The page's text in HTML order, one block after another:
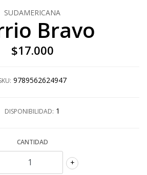
SUDAMERICANA
Bravo
$17.000
9789562624947
DISPONIBILIDAD: 1
CANTIDAD
+